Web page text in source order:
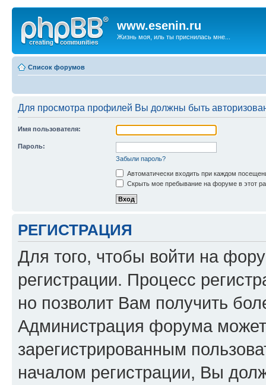
www.esenin.ru
Жизнь моя, иль ты приснилась мне...
Список форумов
Для просмотра профилей Вы должны быть
Имя пользователя:
Пароль:
Забыли пароль?
Автоматически входить при каждом
Скрыть мое пребывание на форуме в этот
РЕГИСТРАЦИЯ
Для того, чтобы войти на
регистрации. Процесс
но позволит Вам получить
Администрация форума может
зарегистрированным
началом регистрации, Вы